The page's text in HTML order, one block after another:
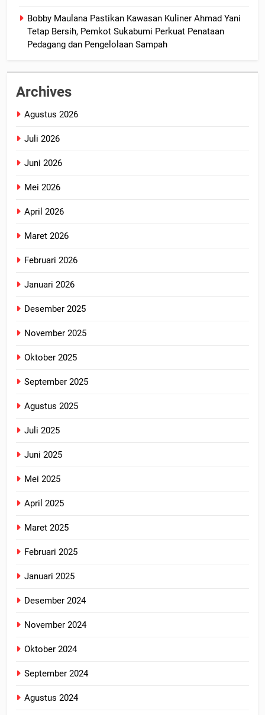
Bobby Maulana Pastikan Kawasan Kuliner Ahmad Yani
Tetap Bersih, Pemkot Sukabumi Perkuat Penataan
Pedagang dan Pengelolaan Sampah
Archives
Agustus 2026
Juli 2026
Juni 2026
Mei 2026
April 2026
Maret 2026
Februari 2026
Januari 2026
Desember 2025
November 2025
Oktober 2025
September 2025
Agustus 2025
Juli 2025
Juni 2025
Mei 2025
April 2025
Maret 2025
Februari 2025
Januari 2025
Desember 2024
November 2024
Oktober 2024
September 2024
Agustus 2024